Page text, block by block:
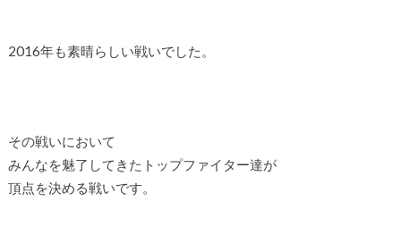
2016年も素晴らしい戦いでした。
その戦いにおいて
みんなを魅了してきたトップファイター達が
頂点を決める戦いです。